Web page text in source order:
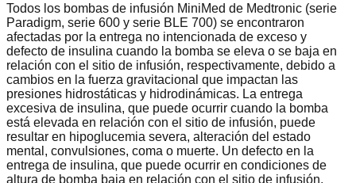
Todos los bombas de infusión MiniMed de Medtronic (serie
Paradigm, serie 600 y serie BLE 700) se encontraron
afectadas por la entrega no intencionada de exceso y
defecto de insulina cuando la bomba se eleva o se baja en
relación con el sitio de infusión, respectivamente, debido a
cambios en la fuerza gravitacional que impactan las
presiones hidrostáticas y hidrodinámicas. La entrega
excesiva de insulina, que puede ocurrir cuando la bomba
está elevada en relación con el sitio de infusión, puede
resultar en hipoglucemia severa, alteración del estado
mental, convulsiones, coma o muerte. Un defecto en la
entrega de insulina, que puede ocurrir en condiciones de
altura de bomba baja en relación con el sitio de infusión,